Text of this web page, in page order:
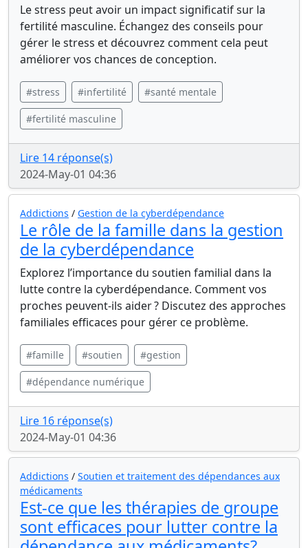
Le stress peut avoir un impact significatif sur la
fertilité masculine. Échangez des conseils pour
gérer le stress et découvrez comment cela peut
améliorer vos chances de conception.
#stress #infertilité #santé mentale
#fertilité masculine
Lire 14 réponse(s)
2024-May-01 04:36
Addictions / Gestion de la cyberdépendance
Le rôle de la famille dans la gestion
de la cyberdépendance
Explorez l’importance du soutien familial dans la
lutte contre la cyberdépendance. Comment vos
proches peuvent-ils aider ? Discutez des approches
familiales efficaces pour gérer ce problème.
#famille #soutien #gestion
#dépendance numérique
Lire 16 réponse(s)
2024-May-01 04:36
Addictions / Soutien et traitement des dépendances aux
médicaments
Est-ce que les thérapies de groupe
sont efficaces pour lutter contre la